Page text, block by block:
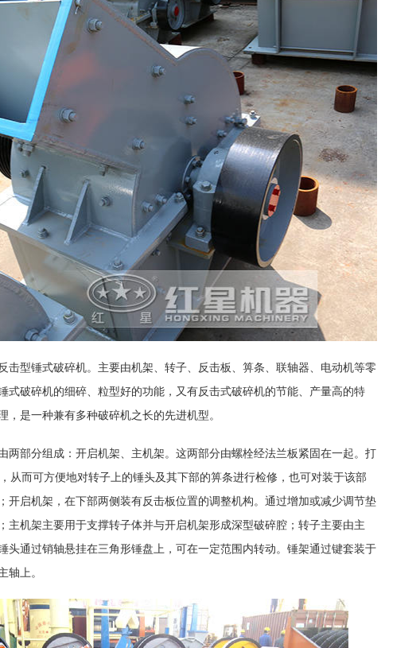
击型锤式破碎机。主要由机架、转子、反击板、箅条、联轴器、电动机等零
式破碎机的细碎、粒型好的功能，又有反击式破碎机的节能、产量高的特
，是一种兼有多种破碎机之长的先进机型。
两部分组成：开启机架、主机架。这两部分由螺栓经法兰板紧固在一起。打
从而可方便地对转子上的锤头及其下部的箅条进行检修，也可对装于该部
开启机架，在下部两侧装有反击板位置的调整机构。通过增加或减少调节垫
主机架主要用于支撑转子体并与开启机架形成深型破碎腔；转子主要由主
头通过销轴悬挂在三角形锤盘上，可在一定范围内转动。锤架通过键套装于
轴上。